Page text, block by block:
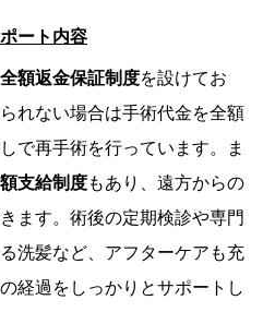
ート内容
全額返金保証制度を設けてお
れない場合は手術代金を全額
で再手術を行っています。​ま
支給制度もあり、遠方からの
ます。​術後の定期検診や専門
洗髪など、アフターケアも充
経過をしっかりとサポートし